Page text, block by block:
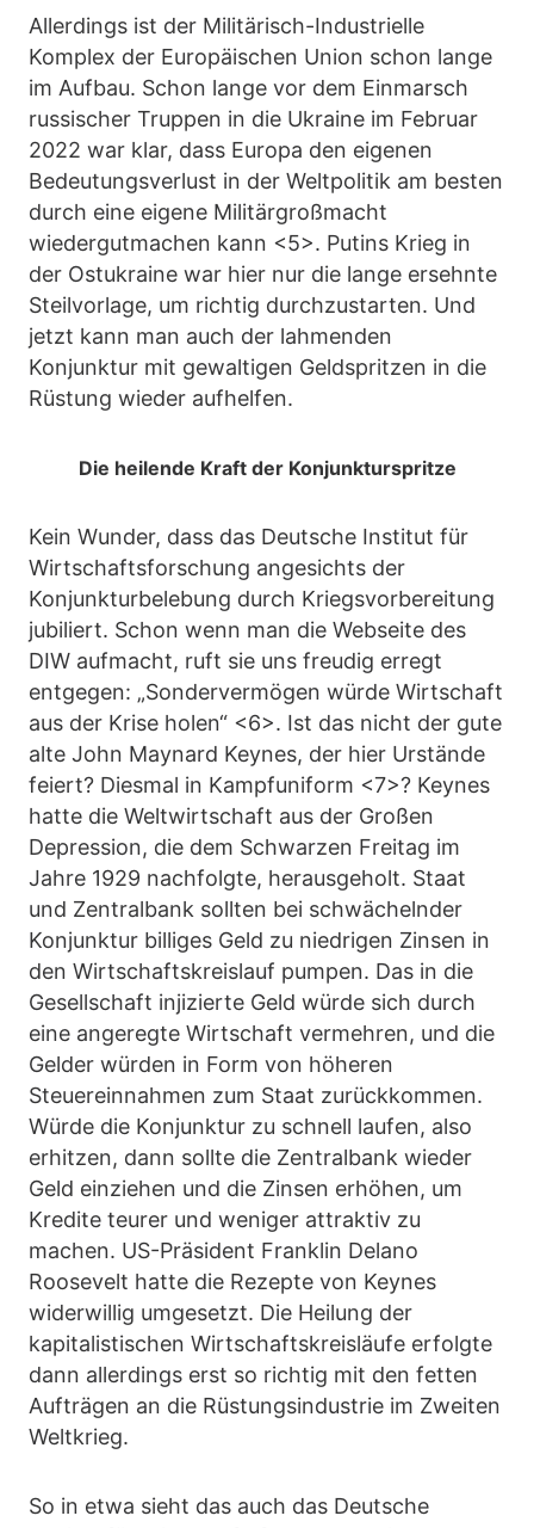
Allerdings ist der Militärisch-Industrielle
Komplex der Europäischen Union schon lange
im Aufbau. Schon lange vor dem Einmarsch
russischer Truppen in die Ukraine im Februar
2022 war klar, dass Europa den eigenen
Bedeutungsverlust in der Weltpolitik am besten
durch eine eigene Militärgroßmacht
wiedergutmachen kann <5>. Putins Krieg in
der Ostukraine war hier nur die lange ersehnte
Steilvorlage, um richtig durchzustarten. Und
jetzt kann man auch der lahmenden
Konjunktur mit gewaltigen Geldspritzen in die
Rüstung wieder aufhelfen.
Die heilende Kraft der Konjunkturspritze
Kein Wunder, dass das Deutsche Institut für
Wirtschaftsforschung angesichts der
Konjunkturbelebung durch Kriegsvorbereitung
jubiliert. Schon wenn man die Webseite des
DIW aufmacht, ruft sie uns freudig erregt
entgegen: „Sondervermögen würde Wirtschaft
aus der Krise holen“ <6>. Ist das nicht der gute
alte John Maynard Keynes, der hier Urstände
feiert? Diesmal in Kampfuniform <7>? Keynes
hatte die Weltwirtschaft aus der Großen
Depression, die dem Schwarzen Freitag im
Jahre 1929 nachfolgte, herausgeholt. Staat
und Zentralbank sollten bei schwächelnder
Konjunktur billiges Geld zu niedrigen Zinsen in
den Wirtschaftskreislauf pumpen. Das in die
Gesellschaft injizierte Geld würde sich durch
eine angeregte Wirtschaft vermehren, und die
Gelder würden in Form von höheren
Steuereinnahmen zum Staat zurückkommen.
Würde die Konjunktur zu schnell laufen, also
erhitzen, dann sollte die Zentralbank wieder
Geld einziehen und die Zinsen erhöhen, um
Kredite teurer und weniger attraktiv zu
machen. US-Präsident Franklin Delano
Roosevelt hatte die Rezepte von Keynes
widerwillig umgesetzt. Die Heilung der
kapitalistischen Wirtschaftskreisläufe erfolgte
dann allerdings erst so richtig mit den fetten
Aufträgen an die Rüstungsindustrie im Zweiten
Weltkrieg.
So in etwa sieht das auch das Deutsche